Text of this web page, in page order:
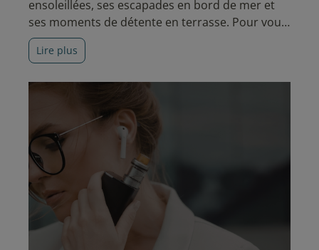
ensoleillées, ses escapades en bord de mer et
ses moments de détente en terrasse. Pour vous
accompagner durant cette belle saison, l'équipe
E-Fumeur a sélectionné les nouveautés
nouvelles e-cigarettes et...
Lire plus